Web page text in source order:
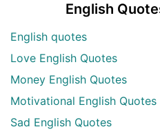
English
English quotes
Love English Quotes
Money English Quotes
Motivational English Quotes
Sad English Quotes